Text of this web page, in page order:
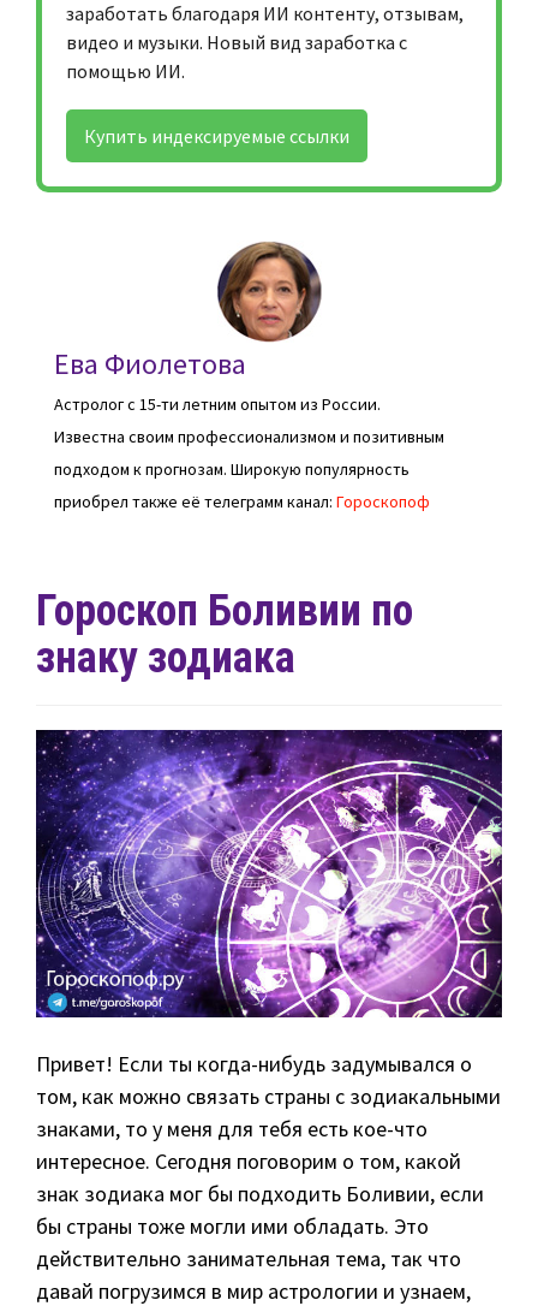
заработать благодаря ИИ контенту, отзывам,
видео и музыки. Новый вид заработка с
помощью ИИ.
Купить индексируемые ссылки
Ева Фиолетова
Астролог с 15-ти летним опытом из России.
Известна своим профессионализмом и позитивным
подходом к прогнозам. Широкую популярность
приобрел также её телеграмм канал: Гороскопоф
Гороскоп Боливии по
знаку зодиака
Привет! Если ты когда-нибудь задумывался о
том, как можно связать страны с зодиакальными
знаками, то у меня для тебя есть кое-что
интересное. Сегодня поговорим о том, какой
знак зодиака мог бы подходить Боливии, если
бы страны тоже могли ими обладать. Это
действительно занимательная тема, так что
давай погрузимся в мир астрологии и узнаем,